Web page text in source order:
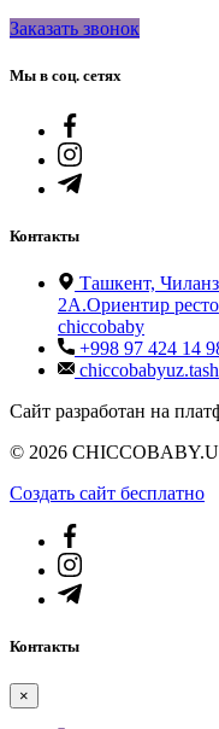
Заказать звонок
Мы в соц. сетях
Контакты
Ташкент,
2А.Ориентир
chiccobaby
+998 97 424 14
Сайт разработан на
© 2026
Создать cайт бесплатно
Контакты
×